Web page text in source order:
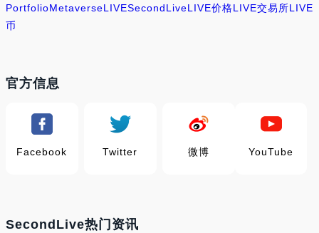
PortfolioMetaverseLIVESecondLiveLIVE价格LIVE交易所LIVE
币
官方信息
Facebook Twitter 微博 YouTube
SecondLive热门资讯